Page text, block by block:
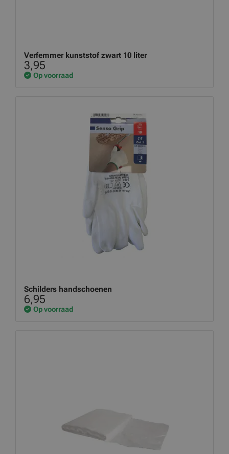
Verfemmer kunststof zwart 10 liter
3,95
Op voorraad
Schilders handschoenen
6,95
Op voorraad